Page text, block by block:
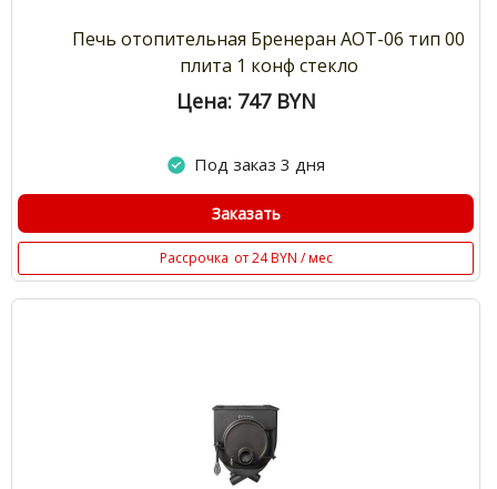
Печь отопительная Бренеран АОТ-06 тип 00
плита 1 конф стекло
Цена: 747 BYN
Под заказ 3 дня
Заказать
Рассрочка от 24 BYN / мес